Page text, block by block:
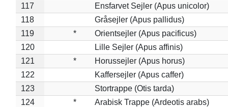
117
Ensfarvet Sejler (Apus unicolor)
118
Gråsejler (Apus pallidus)
119
*
Orientsejler (Apus pacificus)
120
Lille Sejler (Apus affinis)
121
*
Horussejler (Apus horus)
122
Kaffersejler (Apus caffer)
123
Stortrappe (Otis tarda)
124
*
Arabisk Trappe (Ardeotis arabs)